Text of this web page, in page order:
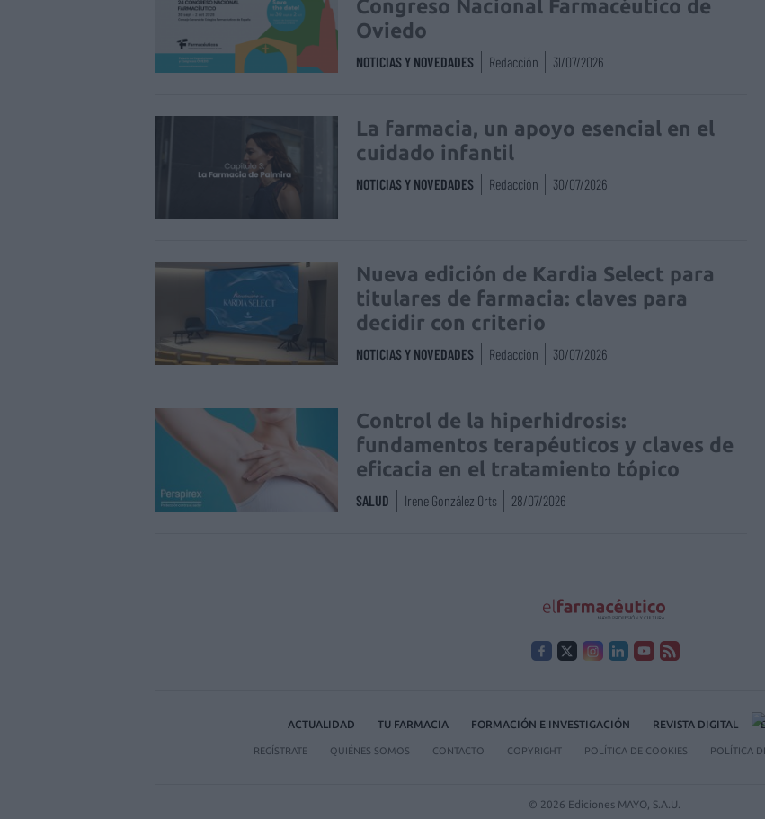
Congreso Nacional Farmacéutico de
Oviedo
NOTICIAS Y NOVEDADES Redacción 31/07/2026
La farmacia, un apoyo esencial en el
cuidado infantil
NOTICIAS Y NOVEDADES Redacción 30/07/2026
Nueva edición de Kardia Select para
titulares de farmacia: claves para
decidir con criterio
NOTICIAS Y NOVEDADES Redacción 30/07/2026
Control de la hiperhidrosis:
fundamentos terapéuticos y claves de
eficacia en el tratamiento tópico
SALUD Irene González Orts 28/07/2026
ACTUALIDAD TU FARMACIA FORMACIÓN E INVESTIGACIÓN REVISTA DIGITAL
REGÍSTRATE QUIÉNES SOMOS CONTACTO COPYRIGHT POLÍTICA DE COOKIES POLÍTICA
© 2026 Ediciones MAYO, S.A.U.